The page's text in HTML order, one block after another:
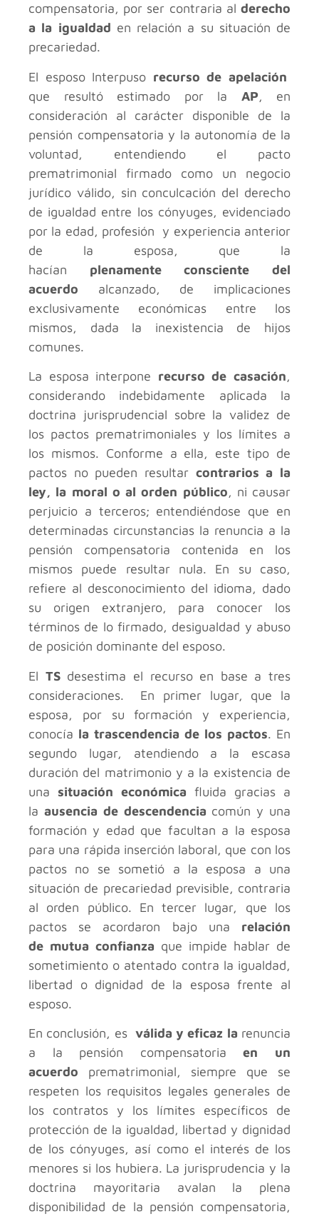
compensatoria, por ser contraria al derecho
a la igualdad en relación a su situación de
precariedad.
El esposo Interpuso recurso de apelación
que resultó estimado por la AP, en
consideración al carácter disponible de la
pensión compensatoria y la autonomía de la
voluntad, entendiendo el pacto
prematrimonial firmado como un negocio
jurídico válido, sin conculcación del derecho
de igualdad entre los cónyuges, evidenciado
por la edad, profesión y experiencia anterior
de la esposa, que la
hacían plenamente
consciente del
acuerdo alcanzado, de implicaciones
exclusivamente económicas entre los
mismos, dada la inexistencia de hijos
comunes.
La esposa interpone recurso de casación,
considerando indebidamente aplicada la
doctrina jurisprudencial sobre la validez de
los pactos prematrimoniales y los límites a
los mismos. Conforme a ella, este tipo de
pactos no pueden resultar contrarios a la
ley, la moral o al orden público, ni causar
perjuicio a terceros; entendiéndose que en
determinadas circunstancias la renuncia a la
pensión compensatoria contenida en los
mismos puede resultar nula. En su caso,
refiere al desconocimiento del idioma, dado
su origen extranjero, para conocer los
términos de lo firmado, desigualdad y abuso
de posición dominante del esposo.
El TSdesestima el recurso en base a tres
consideraciones. En primer lugar, que la
esposa, por su
formación y experiencia,
conocía la trascendencia de los pactos. En
segundo lugar, atendiendo a la escasa
duración del matrimonio y a la existencia de
una situación económica fluida gracias a
la ausencia de descendencia común y una
formación y edad que facultan a la esposa
para una rápida inserción laboral, que con los
pactos no se sometió a
la esposa a
una
situación de precariedad previsible, contraria
al orden público. En tercer lugar, que los
pactos se acordaron bajo una relación
de mutua confianza que impide hablar de
sometimiento o atentado contra la igualdad,
libertad o dignidad de la esposa frente al
esposo.
En conclusión, es válida y eficaz la renuncia
a la pensión compensatoria en un
acuerdo prematrimonial, siempre que se
respeten los requisitos legales generales de
los contratos y los límites específicos de
protección de la igualdad, libertad y dignidad
de los cónyuges, así como el interés de los
menores si los hubiera. La jurisprudencia y la
doctrina mayoritaria avalan la plena
disponibilidad de la pensión compensatoria,